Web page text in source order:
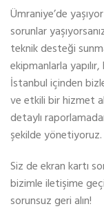
Ümraniye’de
sorunlar
teknik desteği
ekipmanlarla
İstanbul içinden
ve etkili bir hizmet
detaylı
şekilde yönetiyoruz.
Siz de ekran kartı
bizimle iletişime
sorunsuz geri alın!